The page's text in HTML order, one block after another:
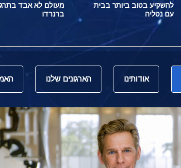
להשקיע בטוב ביותר בבית
עם נטליה
מעולם לא אבד
ברנרדו
אודותינו הארגונים שלנו